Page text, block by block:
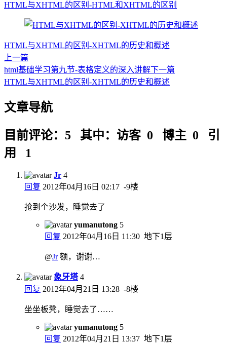
HTML与XHTML的区别-HTML和XHTML的区别
HTML与XHTML的区别-XHTML的历史和概述
上一篇
html基础学习第九节-表格定义的深入讲解下一篇
HTML与XHTML的区别-XHTML的历史和概述
文章导航
目前评论：5 其中：访客 0 博主 0 引
用 1
Jr 4
回复 2012年04月16日 02:17 -9楼
抢到个沙发，睡觉去了
yumanutong 5
回复 2012年04月16日 11:30 地下1层
@Jr额，谢谢…
象牙塔 4
回复 2012年04月21日 13:28 -8楼
坐坐板凳，睡觉去了……
yumanutong 5
回复 2012年04月21日 13:37 地下1层